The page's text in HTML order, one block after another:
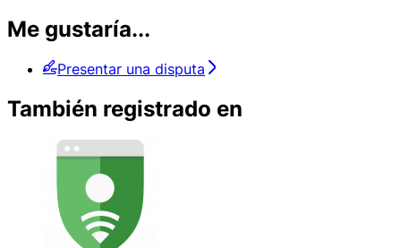
Me gustaría...
Presentar una disputa
También registrado en